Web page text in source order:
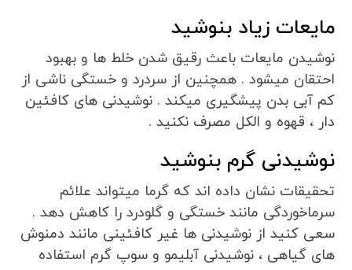
مایعات زیاد بنوشید
نوشیدن مایعات باعث رقیق شدن خلط ها و بهبود
احتقان میشود . همچنین از سردرد و خستگی ناشی از
کم آبی بدن پیشگیری میکند . نوشیدنی های کافئین
دار ، قهوه و الکل مصرف نکنید .
نوشیدنی گرم بنوشید
تحقیقات نشان داده اند که گرما میتواند علائم
سرماخوردگی مانند خستگی و گلودرد را کاهش دهد .
سعی کنید از نوشیدنی ها غیر کافئینی مانند دمنوش
های گیاهی ، نوشیدنی آبلیمو و سوپ گرم استفاده